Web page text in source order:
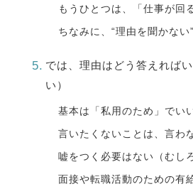
もうひとつは、「仕事が回
ちなみに、“理由を聞かない
では、理由はどう答えれば
い）
基本は「私用のため」でい
言いたくないことは、言わ
嘘をつく必要はない（むし
面接や転職活動のための有